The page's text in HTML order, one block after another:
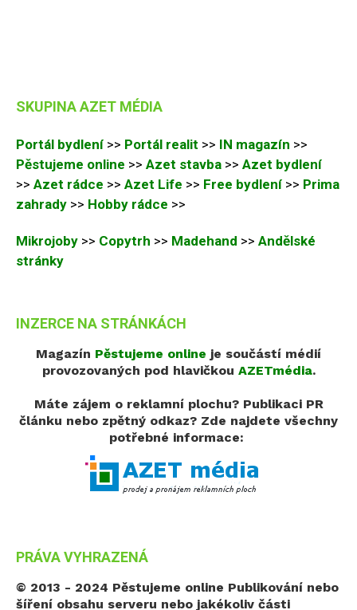
SKUPINA AZET MÉDIA
Portál bydlení >> Portál realit >> IN magazín >>
Pěstujeme online >> Azet stavba >> Azet bydlení
>> Azet rádce >> Azet Life >> Free bydlení >> Prima
zahrady >> Hobby rádce >>
Mikrojoby >> Copytrh >> Madehand >> Andělské
stránky
INZERCE NA STRÁNKÁCH
Magazín Pěstujeme online je součástí médií
provozovaných pod hlavičkou AZETmédia.
Máte zájem o reklamní plochu? Publikaci PR
článku nebo zpětný odkaz? Zde najdete všechny
potřebné informace:
PRÁVA VYHRAZENÁ
© 2013 - 2024 Pěstujeme online Publikování nebo
šíření obsahu serveru nebo jakékoliv části